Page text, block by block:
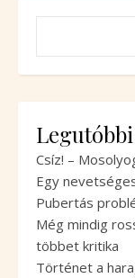
Csíz! –
Egy
Pubertás
Még mindig
többet kritika
Történet a